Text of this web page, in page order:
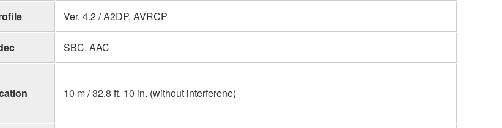
Ver. 4.2 / A2DP, AVRCP
SBC, AAC
10 m / 32.8 ft. 10 in. (without interferene)